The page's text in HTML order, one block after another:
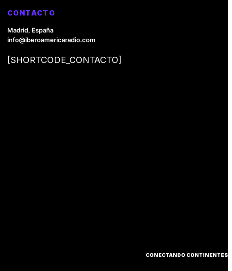
CONTACTO
Madrid, España
info@iberoamericaradio.com
[SHORTCODE_CONTACTO]
CONECTANDO CONTINENTES